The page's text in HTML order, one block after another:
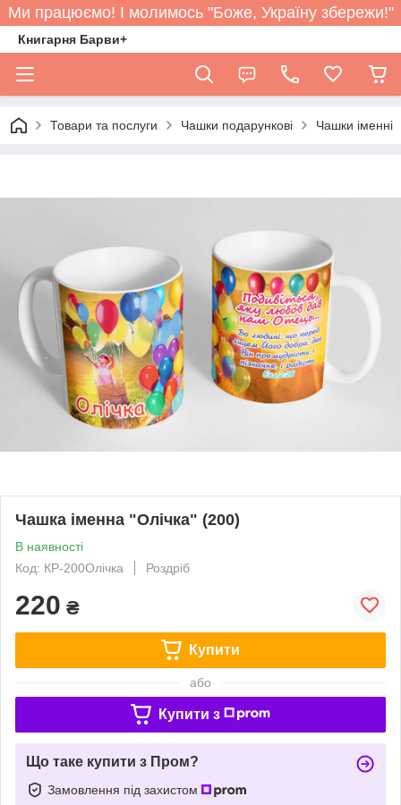
Ми працюємо! І молимось "Боже, Україну збережи!"
Книгарня Барви+
Товари та послуги Чашки подарункові Чашки іменні
Чашка іменна "Олічка" (200)
В наявності
Код: КР-200Олічка
Роздріб
220 ₴
Купити
або
Купити з
Що таке купити з Пром?
Замовлення під захистом